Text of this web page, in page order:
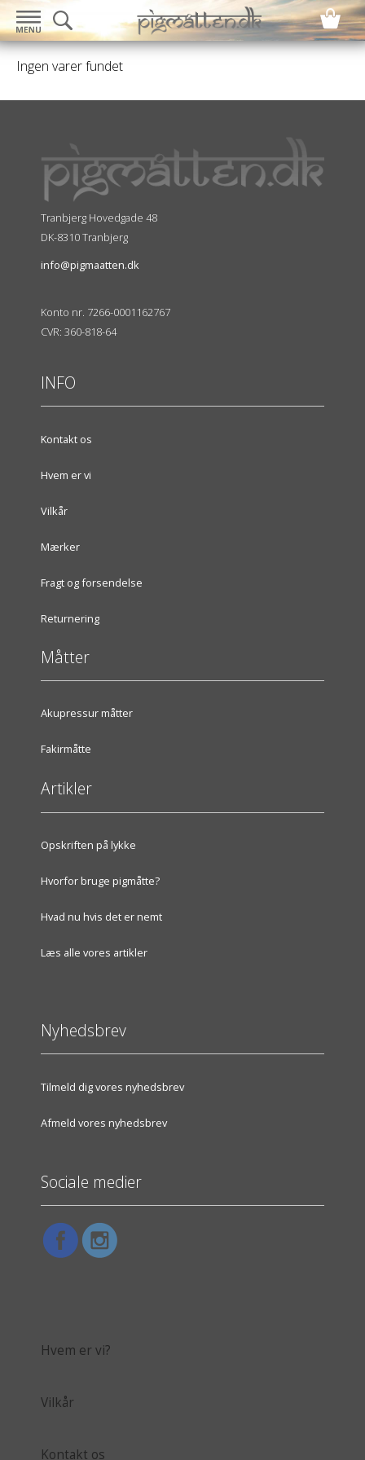
Ingen varer fundet
Tranbjerg Hovedgade 48
DK-8310 Tranbjerg
info@pigmaatten.dk
Konto nr. 7266-0001162767
CVR: 360-818-64
INFO
Kontakt os
Hvem er vi
Vilkår
Mærker
Fragt og forsendelse
Returnering
Måtter
Akupressur måtter
Fakirmåtte
Artikler
Opskriften på lykke
Hvorfor bruge pigmåtte?
Hvad nu hvis det er nemt
Læs alle vores artikler
Nyhedsbrev
Tilmeld dig vores nyhedsbrev
Afmeld vores nyhedsbrev
Sociale medier
Hvem er vi?
Vilkår
Kontakt os